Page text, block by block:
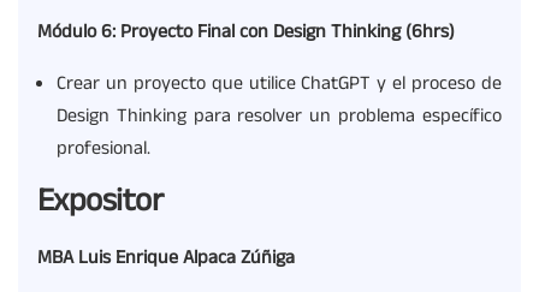
Módulo 6: Proyecto Final conDesignThinking(6hrs)
Crear un proyecto que utilice ChatGPT y el proceso de
Design Thinking para resolver un problema específico
profesional.
Expositor
MBA Luis Enrique Alpaca Zúñiga